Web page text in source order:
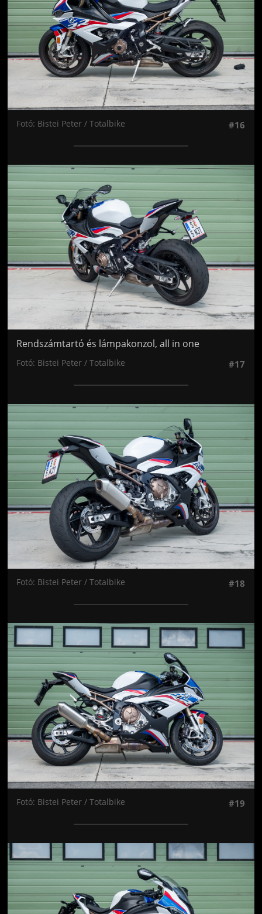
Fotó: Bistei Peter / Totalbike #16
Jön még kép!
Rendszámtartó és lámpakonzol, all in one
Fotó: Bistei Peter / Totalbike #17
Jön még kép!
Fotó: Bistei Peter / Totalbike #18
Jön még kép!
Fotó: Bistei Peter / Totalbike #19
Jön még kép!